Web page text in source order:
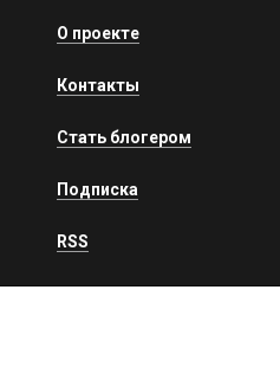
О проекте
Контакты
Стать блогером
Подписка
RSS